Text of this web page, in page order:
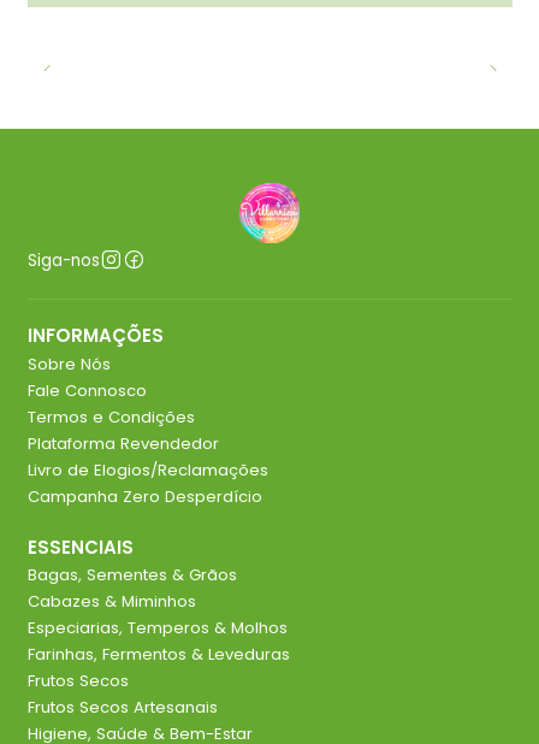
Siga-nos
INFORMAÇÕES
Sobre Nós
Fale Connosco
Termos e Condições
Plataforma Revendedor
Livro de Elogios/Reclamações
Campanha Zero Desperdício
ESSENCIAIS
Bagas, Sementes & Grãos
Cabazes & Miminhos
Especiarias, Temperos & Molhos
Farinhas, Fermentos & Leveduras
Frutos Secos
Frutos Secos Artesanais
Higiene, Saúde & Bem-Estar